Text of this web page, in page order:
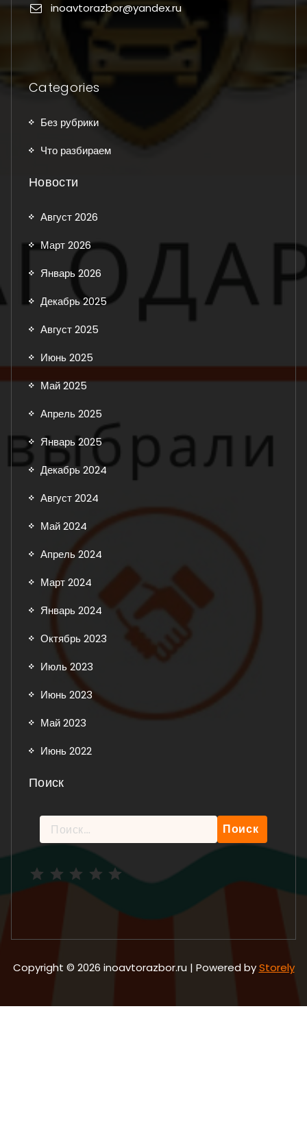
inoavtorazbor@yandex.ru
Categories
Без рубрики
Что разбираем
Новости
Август 2026
Март 2026
Январь 2026
Декабрь 2025
Август 2025
Июнь 2025
Май 2025
Апрель 2025
Январь 2025
Декабрь 2024
Август 2024
Май 2024
Апрель 2024
Март 2024
Январь 2024
Октябрь 2023
Июль 2023
Июнь 2023
Май 2023
Июнь 2022
Поиск
Найти:
Copyright © 2026 inoavtorazbor.ru | Powered byStorely